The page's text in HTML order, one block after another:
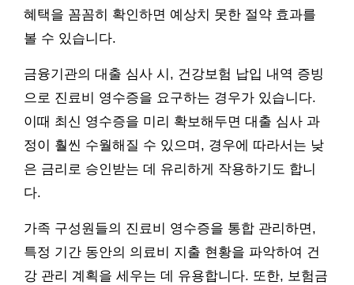
혜택을 꼼꼼히 확인하면 예상치 못한 절약 효과를
볼 수 있습니다.
금융기관의 대출 심사 시, 건강보험 납입 내역 증빙
으로 진료비 영수증을 요구하는 경우가 있습니다.
이때 최신 영수증을 미리 확보해두면 대출 심사 과
정이 훨씬 수월해질 수 있으며, 경우에 따라서는 낮
은 금리로 승인받는 데 유리하게 작용하기도 합니
다.
가족 구성원들의 진료비 영수증을 통합 관리하면,
특정 기간 동안의 의료비 지출 현황을 파악하여 건
강 관리 계획을 세우는 데 유용합니다. 또한, 보험금